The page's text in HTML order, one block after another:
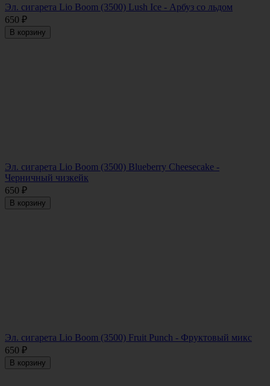
Эл. сигарета Lio Boom (3500) Lush Ice - Арбуз со льдом
650 ₽
В корзину
Эл. сигарета Lio Boom (3500) Blueberry Cheesecake -
Черничный чизкейк
650 ₽
В корзину
Эл. сигарета Lio Boom (3500) Fruit Punch - Фруктовый микс
650 ₽
В корзину